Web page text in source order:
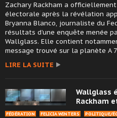
Zachary Rackham a
électorale après la révélation
Bryanna Blanco, journaliste du
résultats d’une enquête menée
Wallglass. Elle contient
message trouvé sur la planète A 7
LIRE LA SUITE
Wallglass
Rackham
FÉDÉRATION FELICIA WINTERS POLITIQUE/